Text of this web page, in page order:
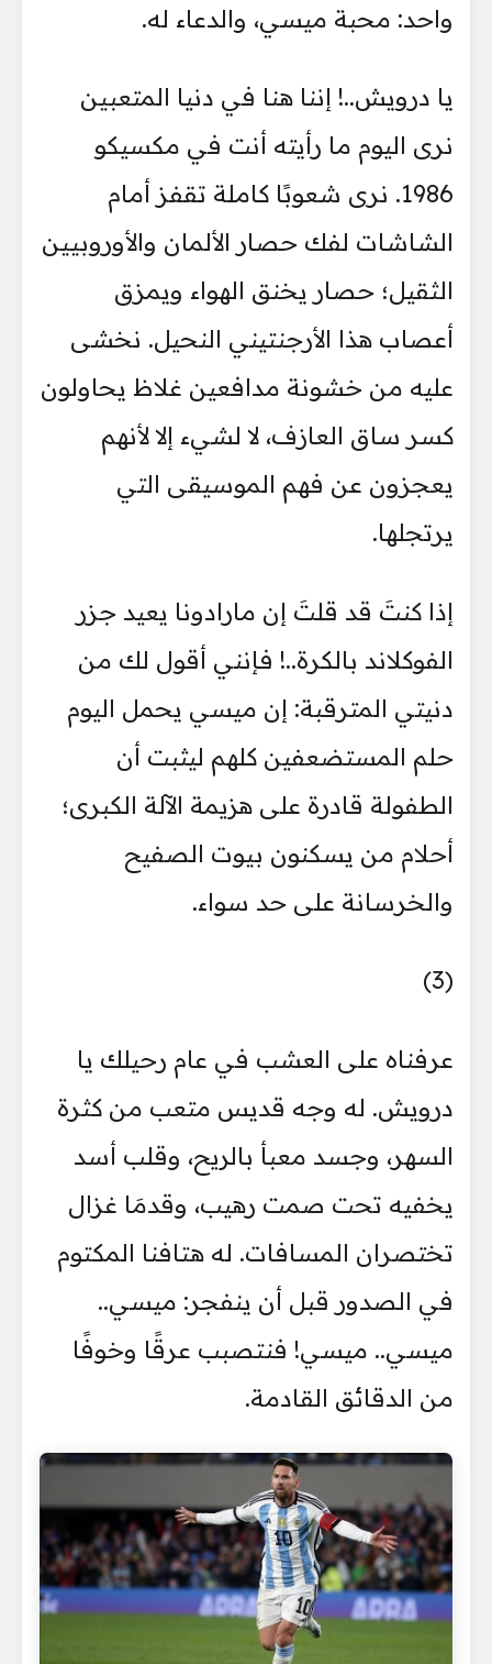
واحد: محبة ميسي، والدعاء له.
يا درويش..! إننا هنا في دنيا المتعبين
نرى اليوم ما رأيته أنت في مكسيكو
1986. نرى شعوبًا كاملة تقفز أمام
الشاشات لفك حصار الألمان والأوروبيين
الثقيل؛ حصار يخنق الهواء ويمزق
أعصاب هذا الأرجنتيني النحيل. نخشى
عليه من خشونة مدافعين غلاظ يحاولون
كسر ساق العازف، لا لشيء إلا لأنهم
يعجزون عن فهم الموسيقى التي
يرتجلها.
إذا كنتَ قد قلتَ إن مارادونا يعيد جزر
الفوكلاند بالكرة..! فإنني أقول لك من
دنيتي المترقبة: إن ميسي يحمل اليوم
حلم المستضعفين كلهم ليثبت أن
الطفولة قادرة على هزيمة الآلة الكبرى؛
أحلام من يسكنون بيوت الصفيح
والخرسانة على حد سواء.
(3)
عرفناه على العشب في عام رحيلك يا
درويش. له وجه قديس متعب من كثرة
السهر، وجسد معبأ بالريح، وقلب أسد
يخفيه تحت صمت رهيب، وقدمَا غزال
تختصران المسافات. له هتافنا المكتوم
في الصدور قبل أن ينفجر: ميسي..
ميسي.. ميسي! فنتصبب عرقًا وخوفًا
من الدقائق القادمة.